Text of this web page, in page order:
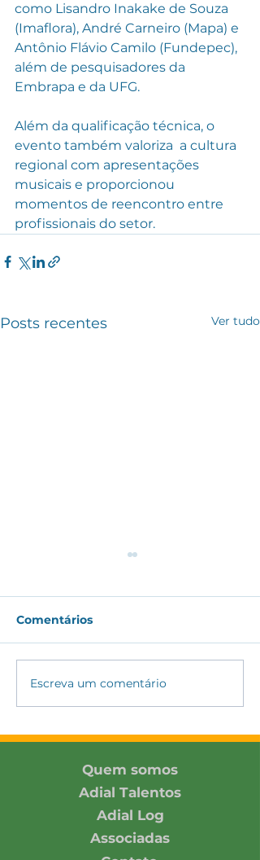
como Lisandro Inakake de Souza
(Imaflora), André Carneiro (Mapa) e
Antônio Flávio Camilo (Fundepec),
além de pesquisadores da
Embrapa e da UFG.
Além da qualificação técnica, o
evento também valoriza  a cultura
regional com apresentações
musicais e proporcionou
momentos de reencontro entre
profissionais do setor.
Posts recentes Ver tudo
ADIAL amplia
conexões com
no SIAVS 2026
Comentários
Escreva um comentário
Quem somos
Adial Talentos
Adial Log
Associadas